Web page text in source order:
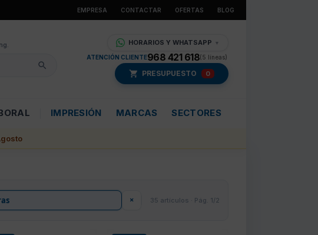
EMPRESA CONTACTAR OFERTAS BLOG
HORARIOS Y WHATSAPP ▼
ATENCIÓN CLIENTE968 421 618(5 líneas)
PRESUPUESTO 0
IMPRESIÓN MARCAS SECTORES
× 35 artículos · Pág. 1/2